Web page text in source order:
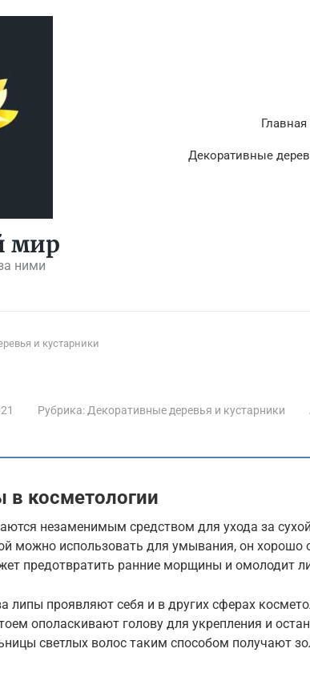
мир
ними
Декоративные
и кустарники
Рубрика: Декоративные деревья и кустарники
косметологии
незаменимым средством для ухода за
можно использовать для умывания, он хорошо
предотвратить ранние морщины и омолодит
липы проявляют себя и в других сферах
ополаскивают голову для укрепления и
светлых волос таким способом получают